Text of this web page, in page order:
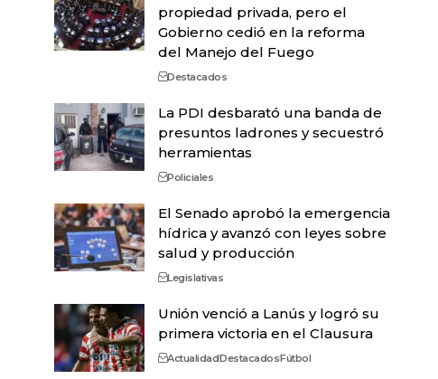
propiedad privada, pero el
Gobierno cedió en la reforma
del Manejo del Fuego
Destacados
La PDI desbarató una banda de
presuntos ladrones y secuestró
herramientas
Policiales
El Senado aprobó la emergencia
hídrica y avanzó con leyes sobre
salud y producción
Legislativas
Unión venció a Lanús y logró su
primera victoria en el Clausura
ActualidadDestacadosFútbol